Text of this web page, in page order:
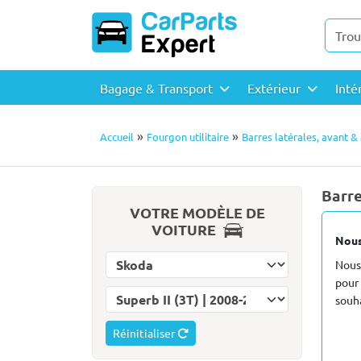
Bagage & Transport Extérieur
Accueil » Fourgon utilitaire » Barres latérales, avant &
VOTRE MODÈLE DE
VOITURE
Choisissez la marque
Choisissez le modèle
Réinitialiser